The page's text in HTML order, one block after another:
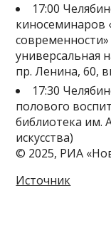
17:00
киносеминаров
современности»
универсальная
пр. Ленина, 60,
17:30
полового
библиотека им.
искусства)
© 2025, РИА
Источник